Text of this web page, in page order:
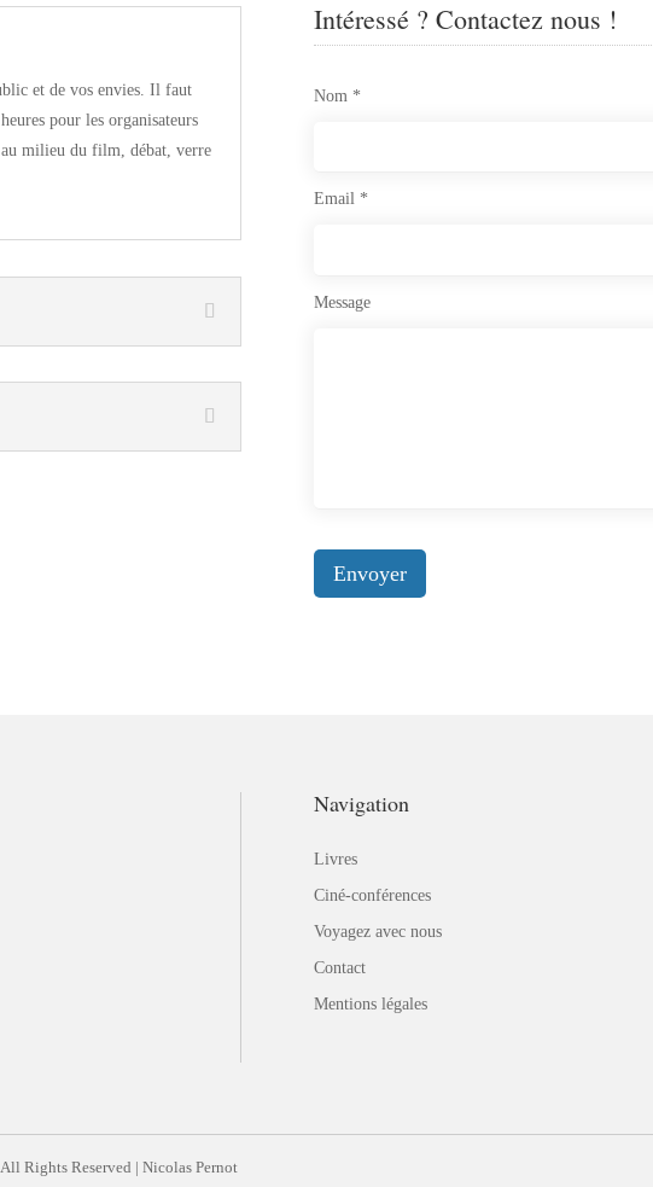
et de vos envies. Il faut
pour les organisateurs
milieu du film, débat, verre
Intéressé ? Contactez nous !
Nom *
Email *
Message
Envoyer
Navigation
Livres
Ciné-conférences
Voyagez avec nous
Contact
Mentions légales
Rights Reserved | Nicolas Pernot